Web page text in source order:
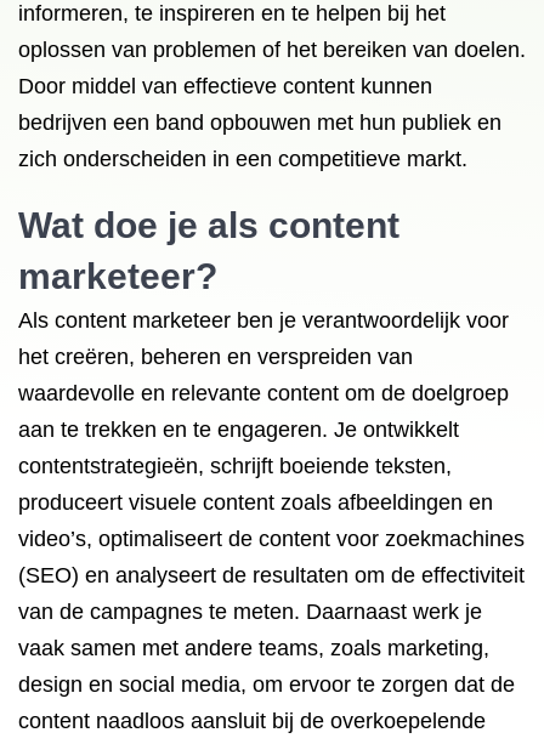
informeren, te inspireren en te helpen bij het
oplossen van problemen of het bereiken van doelen.
Door middel van effectieve content kunnen
bedrijven een band opbouwen met hun publiek en
zich onderscheiden in een competitieve markt.
Wat doe je als content
marketeer?
Als content marketeer ben je verantwoordelijk voor
het creëren, beheren en verspreiden van
waardevolle en relevante content om de doelgroep
aan te trekken en te engageren. Je ontwikkelt
contentstrategieën, schrijft boeiende teksten,
produceert visuele content zoals afbeeldingen en
video’s, optimaliseert de content voor zoekmachines
(SEO) en analyseert de resultaten om de effectiviteit
van de campagnes te meten. Daarnaast werk je
vaak samen met andere teams, zoals marketing,
design en social media, om ervoor te zorgen dat de
content naadloos aansluit bij de overkoepelende